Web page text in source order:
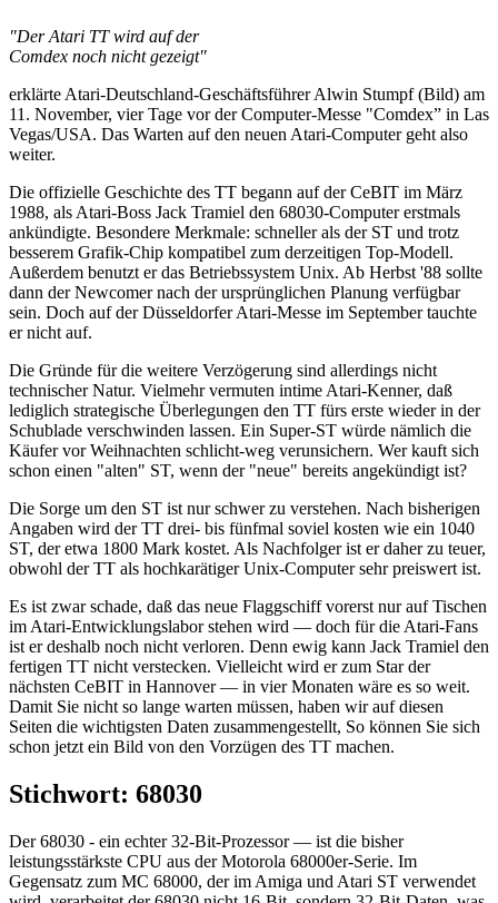
"Der Atari TT wird auf der
Comdex noch nicht gezeigt"
erklärte Atari-Deutschland-Geschäftsführer Alwin Stumpf (Bild) am
11. November, vier Tage vor der Computer-Messe "Comdex” in Las
Vegas/USA. Das Warten auf den neuen Atari-Computer geht also
weiter.
Die offizielle Geschichte des TT begann auf der CeBIT im März
1988, als Atari-Boss Jack Tramiel den 68030-Computer erstmals
ankündigte. Besondere Merkmale: schneller als der ST und trotz
besserem Grafik-Chip kompatibel zum derzeitigen Top-Modell.
Außerdem benutzt er das Betriebssystem Unix. Ab Herbst '88 sollte
dann der Newcomer nach der ursprünglichen Planung verfügbar
sein. Doch auf der Düsseldorfer Atari-Messe im September tauchte
er nicht auf.
Die Gründe für die weitere Verzögerung sind allerdings nicht
technischer Natur. Vielmehr vermuten intime Atari-Kenner, daß
lediglich strategische Überlegungen den TT fürs erste wieder in der
Schublade verschwinden lassen. Ein Super-ST würde nämlich die
Käufer vor Weihnachten schlicht-weg verunsichern. Wer kauft sich
schon einen "alten" ST, wenn der "neue" bereits angekündigt ist?
Die Sorge um den ST ist nur schwer zu verstehen. Nach bisherigen
Angaben wird der TT drei- bis fünfmal soviel kosten wie ein 1040
ST, der etwa 1800 Mark kostet. Als Nachfolger ist er daher zu teuer,
obwohl der TT als hochkarätiger Unix-Computer sehr preiswert ist.
Es ist zwar schade, daß das neue Flaggschiff vorerst nur auf Tischen
im Atari-Entwicklungslabor stehen wird — doch für die Atari-Fans
ist er deshalb noch nicht verloren. Denn ewig kann Jack Tramiel den
fertigen TT nicht verstecken. Vielleicht wird er zum Star der
nächsten CeBIT in Hannover — in vier Monaten wäre es so weit.
Damit Sie nicht so lange warten müssen, haben wir auf diesen
Seiten die wichtigsten Daten zusammengestellt, So können Sie sich
schon jetzt ein Bild von den Vorzügen des TT machen.
Stichwort: 68030
Der 68030 - ein echter 32-Bit-Prozessor — ist die bisher
leistungsstärkste CPU aus der Motorola 68000er-Serie. Im
Gegensatz zum MC 68000, der im Amiga und Atari ST verwendet